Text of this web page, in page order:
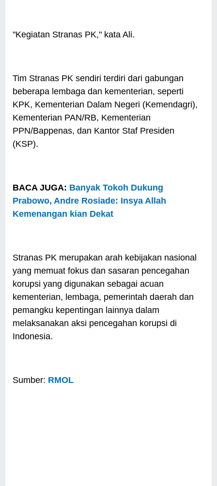
"Kegiatan Stranas PK," kata Ali.
Tim Stranas PK sendiri terdiri dari gabungan
beberapa lembaga dan kementerian, seperti
KPK, Kementerian Dalam Negeri (Kemendagri),
Kementerian PAN/RB, Kementerian
PPN/Bappenas, dan Kantor Staf Presiden
(KSP).
BACA JUGA: Banyak Tokoh Dukung
Prabowo, Andre Rosiade: Insya Allah
Kemenangan kian Dekat
Stranas PK merupakan arah kebijakan nasional
yang memuat fokus dan sasaran pencegahan
korupsi yang digunakan sebagai acuan
kementerian, lembaga, pemerintah daerah dan
pemangku kepentingan lainnya dalam
melaksanakan aksi pencegahan korupsi di
Indonesia.
Sumber: RMOL